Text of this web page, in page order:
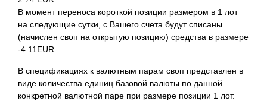
В момент переноса короткой позиции размером в 1 лот
на следующие сутки, с Вашего счета будут списаны
(начислен своп на открытую позицию) средства в размере
-4.11EUR.
В спецификациях к валютным парам своп представлен в
виде количества единиц базовой валюты по данной
конкретной валютной паре при размере позиции 1 лот.